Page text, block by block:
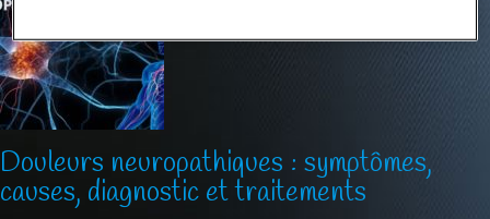
Douleurs neuropathiques : symptômes,
causes, diagnostic et traitements